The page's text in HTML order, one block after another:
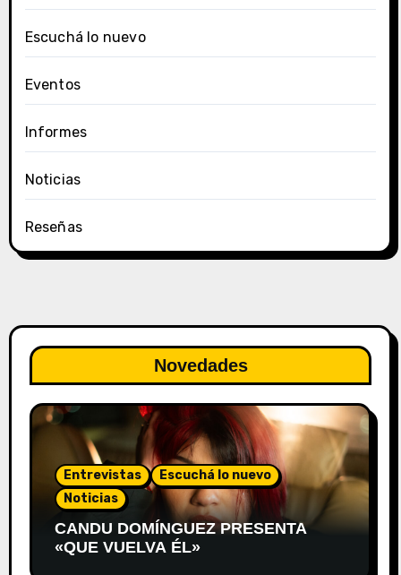
Escuchá lo nuevo
Eventos
Informes
Noticias
Reseñas
Novedades
Entrevistas
Escuchá lo nuevo
Noticias
CANDU DOMÍNGUEZ PRESENTA
«QUE VUELVA ÉL»